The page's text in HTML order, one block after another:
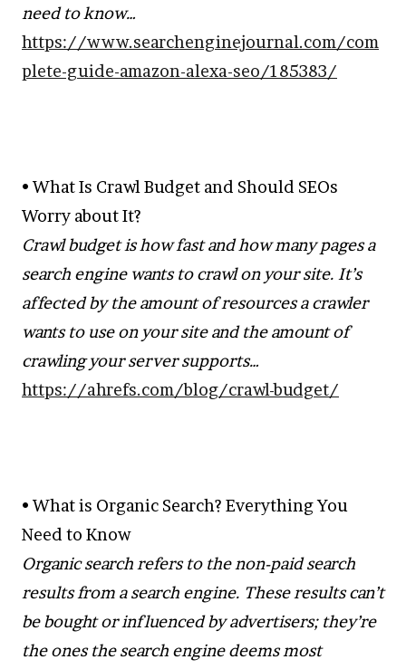
need to know…
https://www.searchenginejournal.com/com
plete-guide-amazon-alexa-seo/185383/
• What Is Crawl Budget and Should SEOs
Worry about It?
Crawl budget is how fast and how many pages a
search engine wants to crawl on your site. It’s
affected by the amount of resources a crawler
wants to use on your site and the amount of
crawling your server supports…
https://ahrefs.com/blog/crawl-budget/
• What is Organic Search? Everything You
Need to Know
Organic search refers to the non-paid search
results from a search engine. These results can’t
be bought or influenced by advertisers; they’re
the ones the search engine deems most